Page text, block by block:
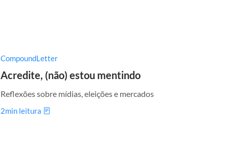
CompoundLetter
2min leitura
Acredite, (não) estou mentindo
Reflexões sobre mídias, eleições e mercados